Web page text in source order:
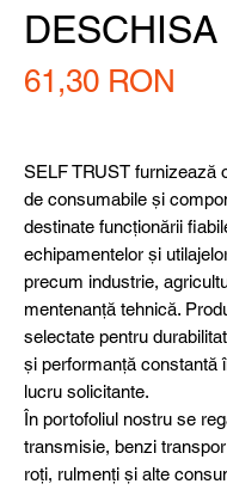
DESCHISA
61,30 RON
SELF TRUST furnizează
de consumabile și
destinate funcționării
echipamentelor și
precum industrie,
mentenanță tehnică.
selectate pentru
și performanță constantă
lucru solicitante.
În portofoliul nostru se
transmisie, benzi
roți, rulmenți și alte